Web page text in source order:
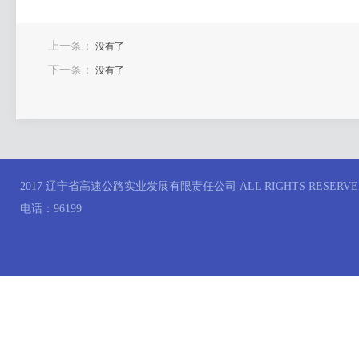
上一条： 没有了
下一条： 没有了
2017 辽宁省高速公路实业发展有限责任公司 ALL RIGHTS
电话：96199